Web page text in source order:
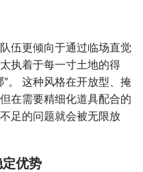
伍更倾向于通过临场直觉
执着于每一寸土地的得
。 这种风格在开放型、掩
在需要精细化道具配合的
足的问题就会被无限放
定优势